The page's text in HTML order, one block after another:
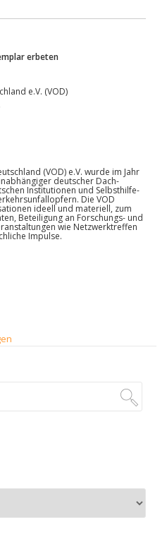
erbeten
e.V. (VOD)
(VOD) e.V. wurde im Jahr
deutscher Dach­
Institutionen und Selbst­hilfe­
Die VOD
ideell und materiell, zum
Beteiligung an Forschungs- und
wie Netzwerk­treffen
Impulse.